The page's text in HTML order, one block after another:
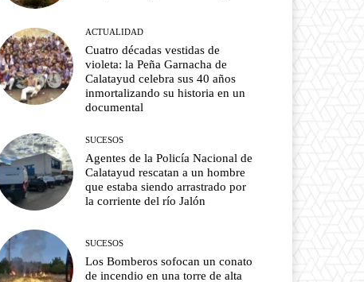
ACTUALIDAD
Cuatro décadas vestidas de
violeta: la Peña Garnacha de
Calatayud celebra sus 40 años
inmortalizando su historia en un
documental
SUCESOS
Agentes de la Policía Nacional de
Calatayud rescatan a un hombre
que estaba siendo arrastrado por
la corriente del río Jalón
SUCESOS
Los Bomberos sofocan un conato
de incendio en una torre de alta